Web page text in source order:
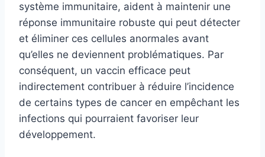
système immunitaire, aident à maintenir une
réponse immunitaire robuste qui peut détecter
et éliminer ces cellules anormales avant
qu’elles ne deviennent problématiques. Par
conséquent, un vaccin efficace peut
indirectement contribuer à réduire l’incidence
de certains types de cancer en empêchant les
infections qui pourraient favoriser leur
développement.